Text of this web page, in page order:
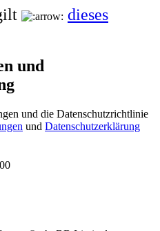
dieses
und
und die Datenschutzrichtlinie
und Datenschutzerklärung